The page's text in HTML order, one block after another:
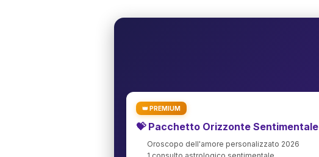
👑 PREMIUM
💝 Pacchetto Orizzonte Sentimentale
Oroscopo dell'amore personalizzato 2026